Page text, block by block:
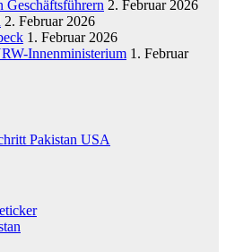
2. Februar 2026
2. Februar 2026
1. Februar 2026
Innenministerium 1. Februar
Pakistan USA